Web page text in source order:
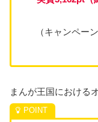
（キャンペー
まんが王国における